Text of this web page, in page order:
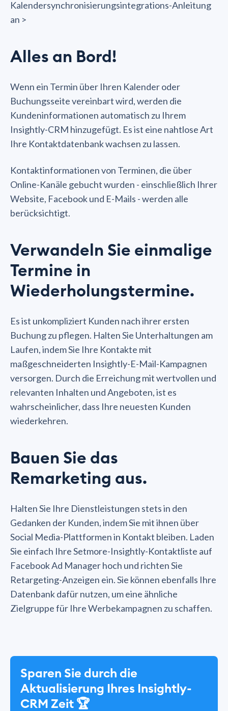
Kalendersynchronisierungsintegrations-Anleitung
an >
Alles an Bord!
Wenn ein Termin über Ihren Kalender oder
Buchungsseite vereinbart wird, werden die
Kundeninformationen automatisch zu Ihrem
Insightly-CRM hinzugefügt. Es ist eine nahtlose Art
Ihre Kontaktdatenbank wachsen zu lassen.
Kontaktinformationen von Terminen, die über
Online-Kanäle gebucht wurden - einschließlich Ihrer
Website, Facebook und E-Mails - werden alle
berücksichtigt.
Verwandeln Sie einmalige
Termine in
Wiederholungstermine.
Es ist unkompliziert Kunden nach ihrer ersten
Buchung zu pflegen. Halten Sie Unterhaltungen am
Laufen, indem Sie Ihre Kontakte mit
maßgeschneiderten Insightly-E-Mail-Kampagnen
versorgen. Durch die Erreichung mit wertvollen und
relevanten Inhalten und Angeboten, ist es
wahrscheinlicher, dass Ihre neuesten Kunden
wiederkehren.
Bauen Sie das
Remarketing aus.
Halten Sie Ihre Dienstleistungen stets in den
Gedanken der Kunden, indem Sie mit ihnen über
Social Media-Plattformen in Kontakt bleiben. Laden
Sie einfach Ihre Setmore-Insightly-Kontaktliste auf
Facebook Ad Manager hoch und richten Sie
Retargeting-Anzeigen ein. Sie können ebenfalls Ihre
Datenbank dafür nutzen, um eine ähnliche
Zielgruppe für Ihre Werbekampagnen zu schaffen.
Sparen Sie durch die
Aktualisierung Ihres Insightly-
CRM Zeit 🏆